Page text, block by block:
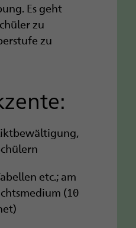
Es geht
zu
zu
etc.; am
(10